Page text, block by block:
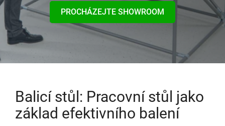
Doplňkové příslušenství
Dopravníky
Karakuri
Stanice FIFO
Začněte svůj projekt Lean
PROCHÁZEJTE SHOWROOM
Balicí stůl: Pracovní stůl jako
základ efektivního balení